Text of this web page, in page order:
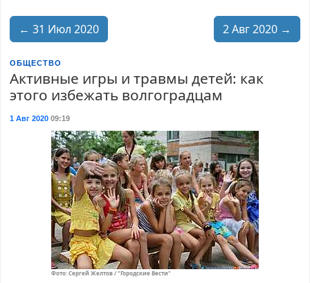
← 31 Июл 2020 2 Авг 2020 →
ОБЩЕСТВО
Активные игры и травмы детей: как
этого избежать волгоградцам
1 Авг 202009:19
Фото: Сергей Желтов / "Городские Вести"